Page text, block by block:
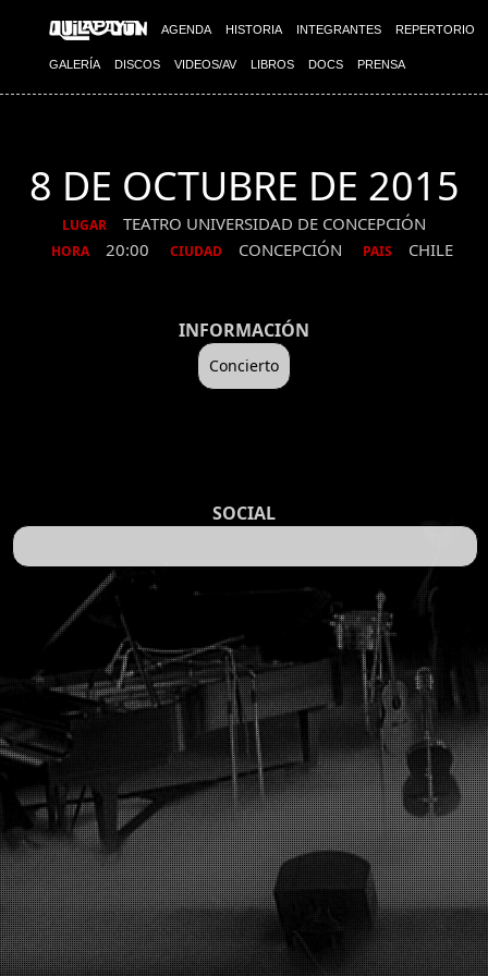
AGENDA HISTORIA INTEGRANTES REPERTORIO
GALERÍA DISCOS VIDEOS/AV LIBROS DOCS PRENSA
8 DE OCTUBRE DE 2015
LUGAR TEATRO UNIVERSIDAD DE CONCEPCIÓN
HORA 20:00 CIUDAD CONCEPCIÓN PAIS CHILE
INFORMACIÓN
Concierto
SOCIAL